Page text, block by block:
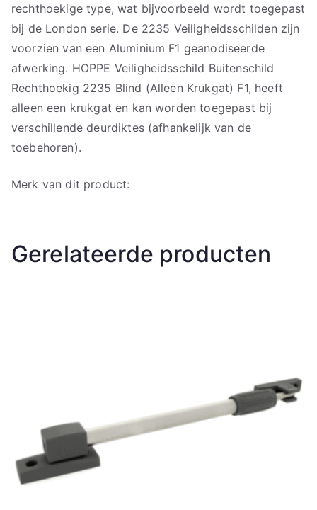
rechthoekige type, wat bijvoorbeeld wordt toegepast
bij de London serie. De 2235 Veiligheidsschilden zijn
voorzien van een Aluminium F1 geanodiseerde
afwerking. HOPPE Veiligheidsschild Buitenschild
Rechthoekig 2235 Blind (Alleen Krukgat) F1, heeft
alleen een krukgat en kan worden toegepast bij
verschillende deurdiktes (afhankelijk van de
toebehoren).
Merk van dit product:
Gerelateerde producten